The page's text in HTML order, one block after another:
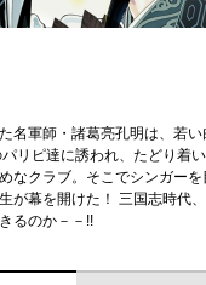
名軍師・諸葛亮孔明は、若
リピ達に誘われ、たどり着
なクラブ。そこでシンガーを
が幕を開けた！ 三国志時代
るのか－－!!